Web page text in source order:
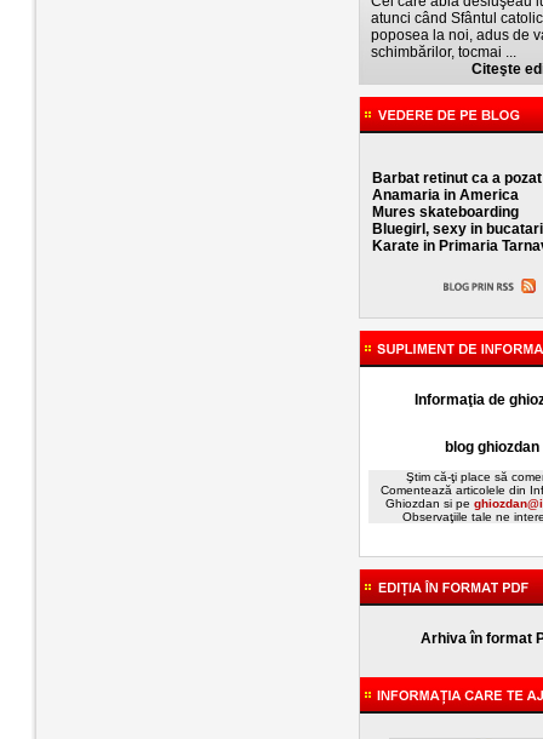
atunci când Sfântul
poposea la noi, adus de
schimbărilor, tocmai ...
Citeşte
Barbat retinut ca a
Anamaria in America
Mures skateboarding
Bluegirl, sexy in
Karate in Primaria
Informaţia de
blog ghiozdan
Ştim că-ţi place să
Comentează articolele din
Ghiozdan si pe
Observaţiile tale ne
Arhiva în format